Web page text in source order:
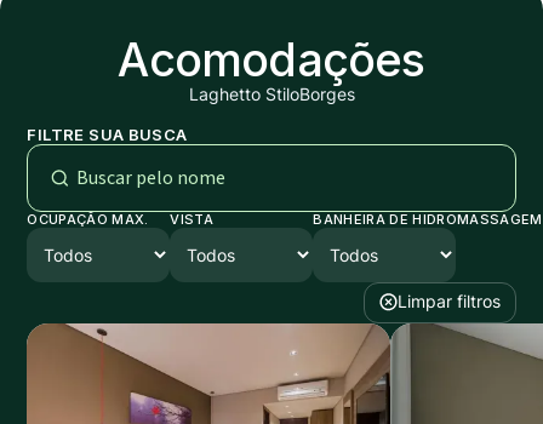
Acomodações
Laghetto StiloBorges
FILTRE SUA BUSCA
OCUPAÇÃO MAX. VISTA BANHEIRA DE HIDROMASSAGEM
Limpar filtros